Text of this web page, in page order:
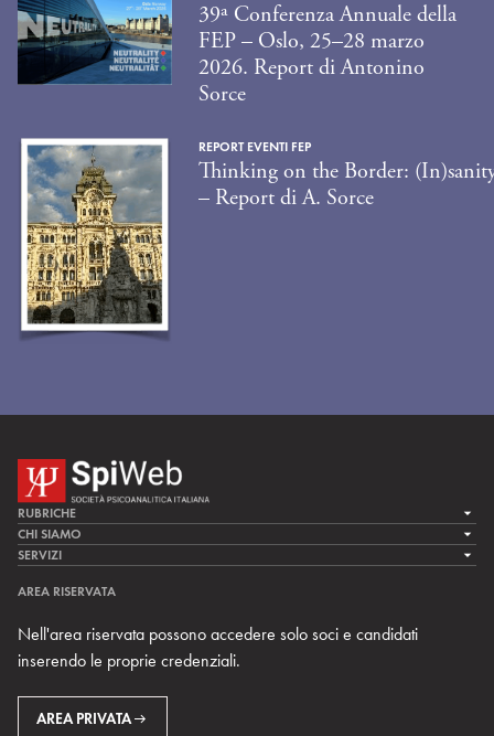
39ª Conferenza Annuale della
FEP – Oslo, 25–28 marzo
2026. Report di Antonino
Sorce
REPORT EVENTI FEP
Thinking on the Border:
– Report di A. Sorce
RUBRICHE
LA CURA
LA RICERCA
MULTIMEDIA
CHI SIAMO
LA SPI
TEAM DI SPIWEB
CONTATTI
RIVISTE
SERVIZI
ARCHIVIO STORICO
AREA RISERVATA
Nell'area riservata possono accedere solo soci e candidati
inserendo le proprie credenziali.
AREA PRIVATA